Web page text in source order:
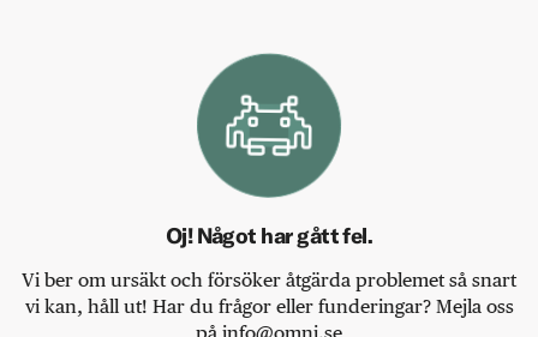
Oj! Något har gått fel.
Vi ber om ursäkt och försöker åtgärda problemet så snart
vi kan, håll ut! Har du frågor eller funderingar? Mejla oss